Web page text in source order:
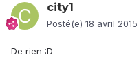
city1
Posté(e) 18 avril 2015
De rien :D